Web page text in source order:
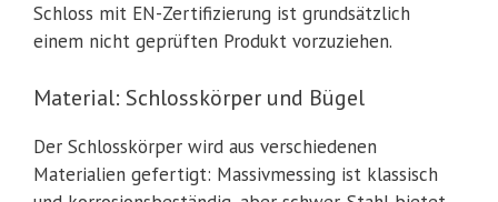
Schloss mit EN-Zertifizierung ist grundsätzlich
einem nicht geprüften Produkt vorzuziehen.
Material: Schlosskörper und Bügel
Der Schlosskörper wird aus verschiedenen
Materialien gefertigt: Massivmessing ist klassisch